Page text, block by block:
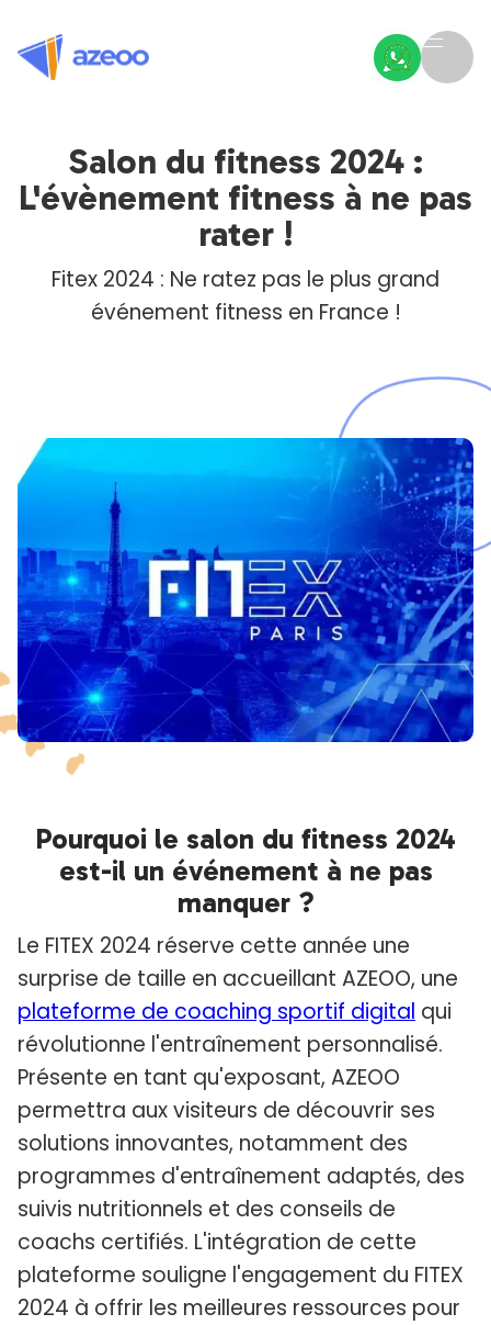
Salon du fitness 2024 :
L'évènement fitness à ne pas
rater !
Fitex 2024 : Ne ratez pas le plus grand
événement fitness en France !
Pourquoi le salon du fitness 2024
est-il un événement à ne pas
manquer ?
Le FITEX 2024 réserve cette année une
surprise de taille en accueillant AZEOO, une
plateforme de coaching sportif digital qui
révolutionne l'entraînement personnalisé.
Présente en tant qu'exposant, AZEOO
permettra aux visiteurs de découvrir ses
solutions innovantes, notamment des
programmes d'entraînement adaptés, des
suivis nutritionnels et des conseils de
coachs certifiés. L'intégration de cette
plateforme souligne l'engagement du FITEX
2024 à offrir les meilleures ressources pour